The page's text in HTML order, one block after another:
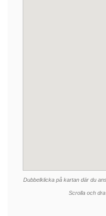
Dubbelklicka på kartan där du
Scrolla och